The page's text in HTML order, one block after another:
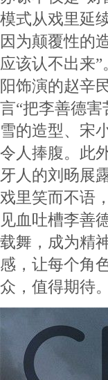
模式从戏里延
因为颠覆性的
应该认不出来
阳饰演的赵辛
言“把李善德
雪的造型、宋
令人捧腹。此
牙人的刘旸展
戏里笑而不语
见血吐槽李善
载舞，成为精
感，让每个角
众，值得期待。